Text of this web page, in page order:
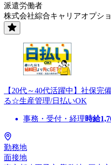
派遣労働者
株式会社綜合キャリアオプシ
【20代～40代活躍中】社保
る☆生産管理/日払いOK
事務・受付・経理時給
勤務地
面接地